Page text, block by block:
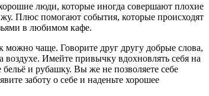
люди, которые иногда совершают плохие
Плюс помогают события, которые происходят
в любимом кафе.
можно чаще. Говорите друг другу добрые слова,
Имейте привычку вдохновлять себя на
и рубашку. Вы же не позволяете себе
заботу о себе и наденьте хорошее